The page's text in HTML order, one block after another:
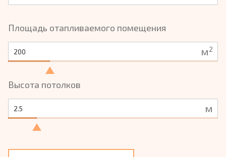
Площадь отапливаемого помещения
м2
Высота потолков
м